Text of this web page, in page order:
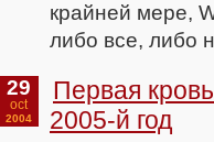
крайней мере,
либо все, либо
29
oct
2004
Первая
2005-й год